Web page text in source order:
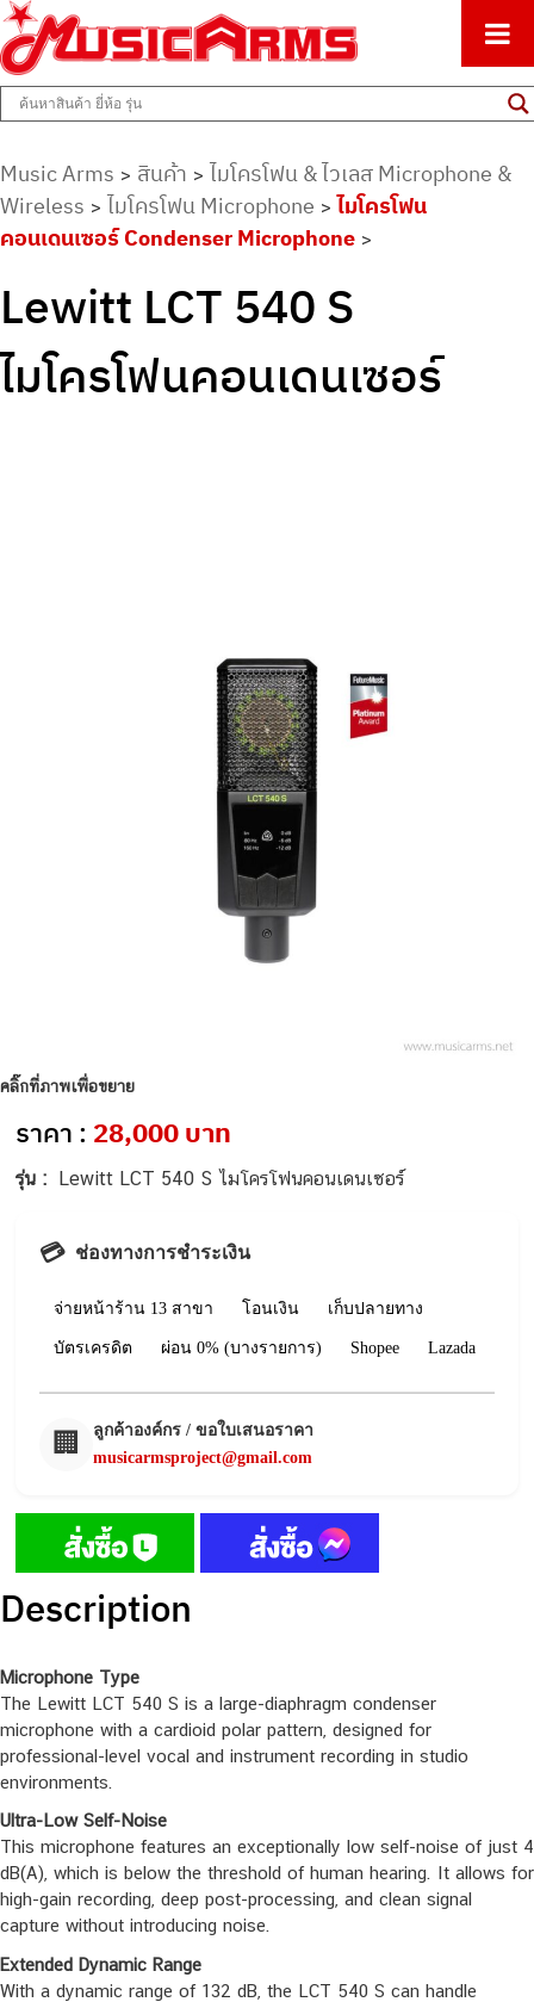
Music Arms
ศูนย์รวมครื่องดนตรีทุกชนิด ตั้งแต่เริ่มต้นถึงมืออาชีพ
Music Arms > สินค้า > ไมโครโฟน & ไวเลส Microphone &
Wireless > ไมโครโฟน Microphone > ไมโครโฟน
คอนเดนเซอร์ Condenser Microphone >
Lewitt LCT 540 S
ไมโครโฟนคอนเดนเซอร์
คลิ๊กที่ภาพเพื่อขยาย
ราคา : 28,000 บาท
รุ่น : Lewitt LCT 540 S ไมโครโฟนคอนเดนเซอร์
💳 ช่องทางการชำระเงิน
จ่ายหน้าร้าน 13 สาขา โอนเงิน เก็บปลายทาง
บัตรเครดิต ผ่อน 0% (บางรายการ) Shopee Lazada
🏢
ลูกค้าองค์กร / ขอใบเสนอราคา
musicarmsproject@gmail.com
Description
Microphone Type
The Lewitt LCT 540 S is a large-diaphragm condenser
microphone with a cardioid polar pattern, designed for
professional-level vocal and instrument recording in studio
environments.
Ultra-Low Self-Noise
This microphone features an exceptionally low self-noise of just 4
dB(A), which is below the threshold of human hearing. It allows for
high-gain recording, deep post-processing, and clean signal
capture without introducing noise.
Extended Dynamic Range
With a dynamic range of 132 dB, the LCT 540 S can handle